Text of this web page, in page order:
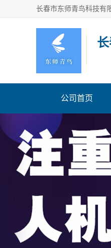
公司首页